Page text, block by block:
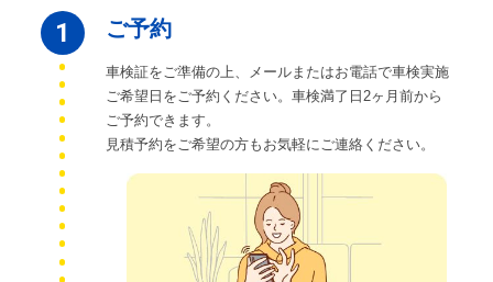
1 ご予約
車検証をご準備の上、メールまたはお電話で車検実施
ご希望日をご予約ください。車検満了日2ヶ月前から
ご予約できます。
見積予約をご希望の方もお気軽にご連絡ください。